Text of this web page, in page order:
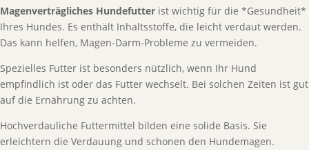
Magenverträgliches Hundefutter ist wichtig für die *Gesundheit*
Ihres Hundes. Es enthält Inhaltsstoffe, die leicht verdaut werden.
Das kann helfen, Magen-Darm-Probleme zu vermeiden.
Spezielles Futter ist besonders nützlich, wenn Ihr Hund
empfindlich ist oder das Futter wechselt. Bei solchen Zeiten ist gut
auf die Ernährung zu achten.
Hochverdauliche Futtermittel bilden eine solide Basis. Sie
erleichtern die Verdauung und schonen den Hundemagen.